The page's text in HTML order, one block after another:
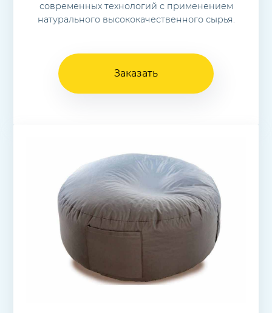
современных технологий с применением
натурального высококачественного сырья.
Заказать